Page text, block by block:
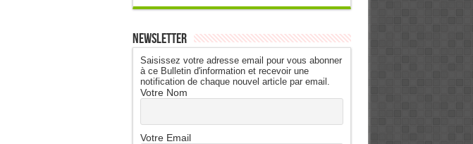
Newsletter
Saisissez votre adresse email pour vous abonner
à ce Bulletin d'information et recevoir une
notification de chaque nouvel article par email.
Votre Nom
Votre Email